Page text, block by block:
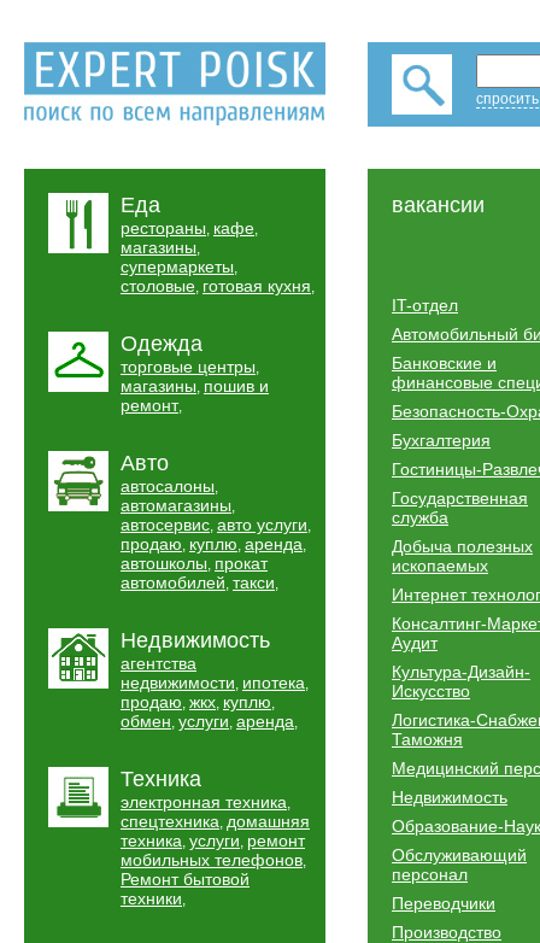
Еда
рестораны, кафе,
магазины,
супермаркеты,
столовые, готовая кухня,
Одежда
торговые центры,
магазины, пошив и
ремонт,
Авто
автосалоны,
автомагазины,
автосервис, авто услуги,
продаю, куплю, аренда,
автошколы, прокат
автомобилей, такси,
Недвижимость
агентства
недвижимости, ипотека,
продаю, жкх, куплю,
обмен, услуги, аренда,
Техника
электронная техника,
спецтехника, домашняя
техника, услуги, ремонт
мобильных телефонов,
Ремонт бытовой
техники,
вакансии
IT-отдел
Автомобильный
Банковские и
финансовые
Безопасность-
Бухгалтерия
Гостиницы-
Государственная
служба
Добыча полезных
ископаемых
Интернет
Консалтинг-
Аудит
Культура-Дизайн-
Искусство
Логистика-
Таможня
Медицинский
Недвижимость
Образование-
Обслуживающий
персонал
Переводчики
Производство